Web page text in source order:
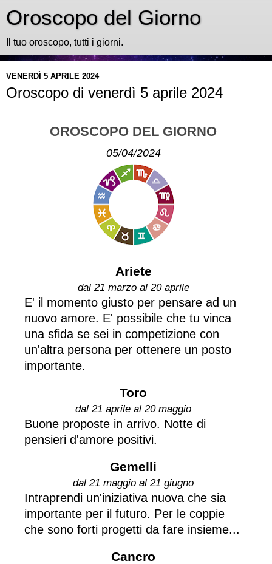
Oroscopo del Giorno
Il tuo oroscopo, tutti i giorni.
VENERDÌ 5 APRILE 2024
Oroscopo di venerdì 5 aprile 2024
OROSCOPO DEL GIORNO
05/04/2024
Ariete
dal 21 marzo al 20 aprile
E' il momento giusto per pensare ad un
nuovo amore. E' possibile che tu vinca
una sfida se sei in competizione con
un'altra persona per ottenere un posto
importante.
Toro
dal 21 aprile al 20 maggio
Buone proposte in arrivo. Notte di
pensieri d'amore positivi.
Gemelli
dal 21 maggio al 21 giugno
Intraprendi un'iniziativa nuova che sia
importante per il futuro. Per le coppie
che sono forti progetti da fare insieme...
Cancro